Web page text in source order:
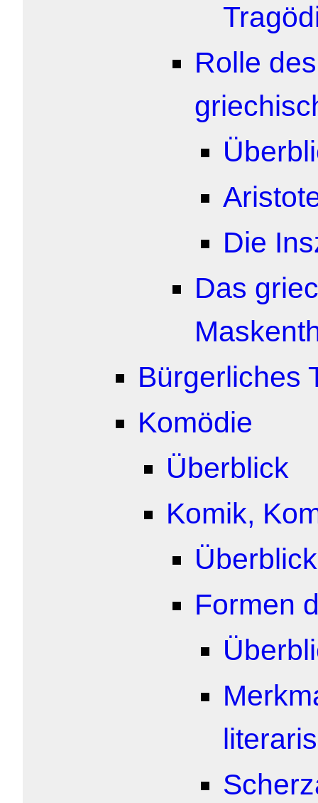
Rolle
Die
Das
Bürgerliches
Komödie
Überblick
Komik,
Überblick
Formen